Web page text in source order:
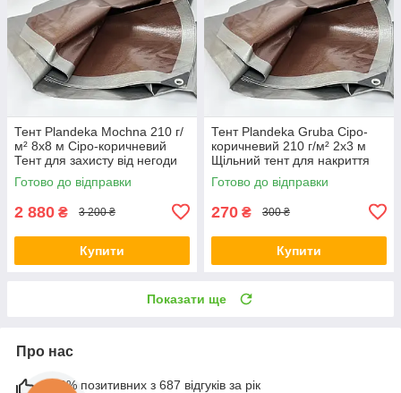
Тент Plandeka Mochna 210 г/
м² 8х8 м Сіро-коричневий
Тент для захисту від негоди
Тент для будівництва
Готово до відправки
2 880 ₴ 3 200 ₴
Купити
Тент Plandeka Gruba Сіро-
коричневий 210 г/м² 2х3 м
Щільний тент для накриття
даху Тарпауліновий тент
Готово до відправки
270 ₴ 300 ₴
Купити
Показати ще
Про нас
100% позитивних з 687 відгуків за рік